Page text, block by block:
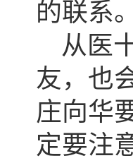
的联系
从医
友，也
庄向华
定要注